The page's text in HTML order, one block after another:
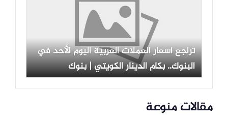
تراجع أسعار العملات العربية اليوم الأحد في
البنوك.. بكام الدينار الكويتي | بنوك
مقالات منوعة